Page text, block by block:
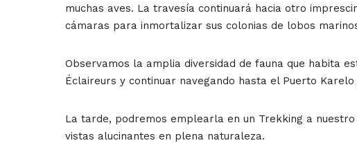
muchas aves. La travesía continuará hacia otro
cámaras para inmortalizar sus colonias de lobos
Observamos la amplia diversidad de fauna que habita
Éclaireurs y continuar navegando hasta el Puerto
La tarde, podremos emplearla en un Trekking a
vistas alucinantes en plena naturaleza.